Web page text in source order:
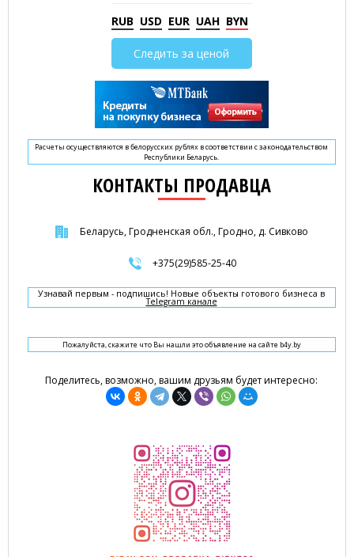
RUB USD EUR UAH BYN
Следить за ценой
Расчеты осуществляются в белорусских рублях в соответствии с законодательством
Республики Беларусь.
КОНТАКТЫ ПРОДАВЦА
Беларусь, Гродненская обл., Гродно, д. Сивково
+375(29)585-25-40
Узнавай первым - подпишись! Новые объекты готового бизнеса в
Telegram канале
Пожалуйста, скажите что Вы нашли это объявление на сайте b4y.by
Поделитесь, возможно, вашим друзьям будет интересно: